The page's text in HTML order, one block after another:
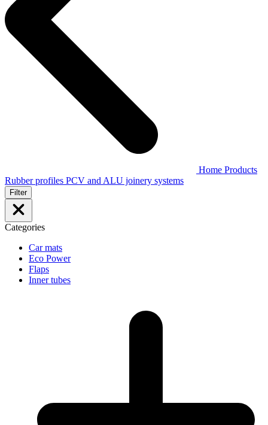
Home Products
Rubber profiles PCV and ALU joinery systems
Filter
Categories
Car mats
Eco Power
Flaps
Inner tubes